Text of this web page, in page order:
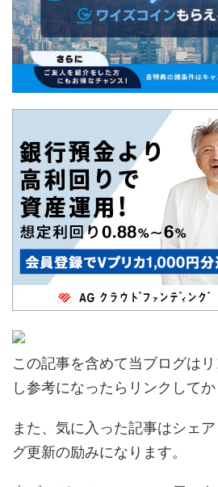
この記事を含めて当ブログは
し参考になったらリンクしてか
また、気に入った記事はシェ
グ更新の励みになります。